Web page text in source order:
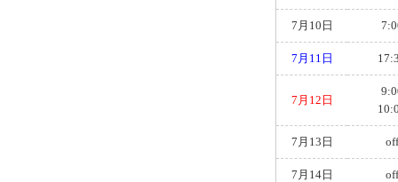
7月10日
7月11日
7月12日
7月13日 off
7月14日 off